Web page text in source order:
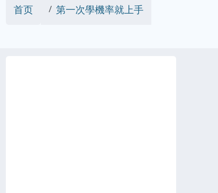
首页 第一次學機率就上手